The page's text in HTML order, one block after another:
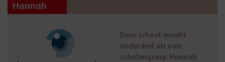
Hannah
Deze school maakt
onderdeel uit van
scholengroep Hannah